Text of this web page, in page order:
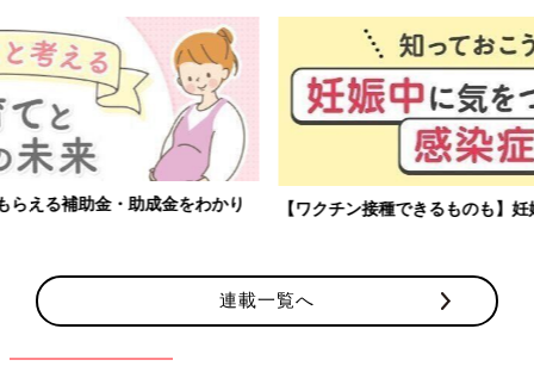
【ワクチン接種できるものも】妊婦の感染症対策、知っておいて！
連載一覧へ